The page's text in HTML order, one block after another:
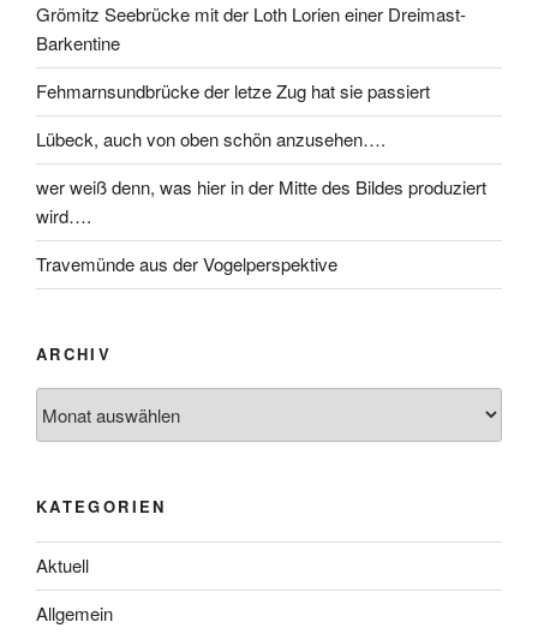
Grömitz Seebrücke mit der Loth Lorien einer Dreimast-
Barkentine
Fehmarnsundbrücke der letze Zug hat sie passiert
Lübeck, auch von oben schön anzusehen….
wer weiß denn, was hier in der Mitte des Bildes produziert
wird….
Travemünde aus der Vogelperspektive
ARCHIV
KATEGORIEN
Aktuell
Allgemein